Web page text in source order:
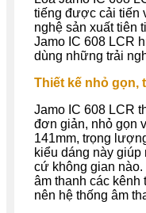
tiếng được cải tiến
nghệ sản xuất tiên
Jamo IC 608 LCR
dùng những trải
Thiết kế nhỏ gọn,
Jamo IC 608 LCR
đơn giản, nhỏ gọn
141mm, trọng
kiểu dáng này
cứ không gian
âm thanh các
nên hệ thống âm